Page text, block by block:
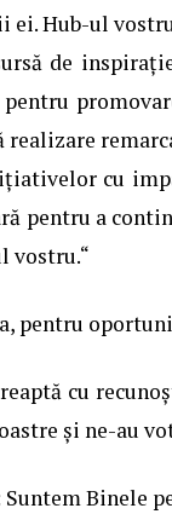
Hub-ul
de
realizare
cu
pentru a
vostru.“
pentru
cu
și ne-au
Binele